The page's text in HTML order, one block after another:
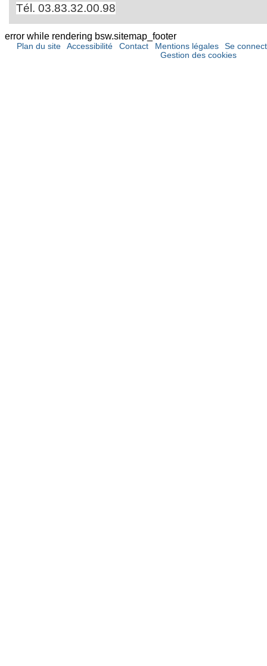
Tél. 03.83.32.00.98
error while rendering bsw.sitemap_footer
Plan du site Accessibilité Contact Mentions légales
Se
Gestion des cookies